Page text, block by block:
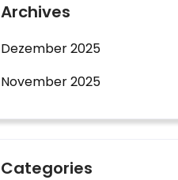
Archives
Dezember 2025
November 2025
Categories